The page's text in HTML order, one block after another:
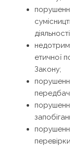
етичної
Закону;